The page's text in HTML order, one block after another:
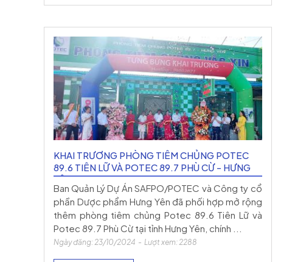
KHAI TRƯƠNG PHÒNG TIÊM CHỦNG POTEC
89.6 TIÊN LỮ VÀ POTEC 89.7 PHÙ CỪ - HƯNG
YÊN
Ban Quản Lý Dự Án SAFPO/POTEC và Công ty cổ
phần Dược phẩm Hưng Yên đã phối hợp mở rộng
thêm phòng tiêm chủng Potec 89.6 Tiên Lữ và
Potec 89.7 Phù Cừ tại tỉnh Hưng Yên, chính ...
Ngày đăng: 23/10/2024 - Lượt xem: 2288